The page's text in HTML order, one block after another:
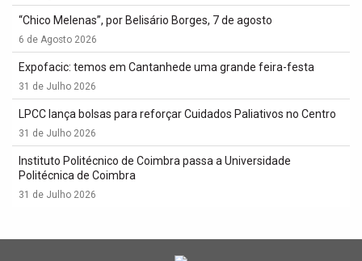
“Chico Melenas”, por Belisário Borges, 7 de agosto
6 de Agosto 2026
Expofacic: temos em Cantanhede uma grande feira-festa
31 de Julho 2026
LPCC lança bolsas para reforçar Cuidados Paliativos no Centro
31 de Julho 2026
Instituto Politécnico de Coimbra passa a Universidade
Politécnica de Coimbra
31 de Julho 2026